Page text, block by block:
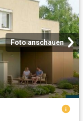
Foto anschauen